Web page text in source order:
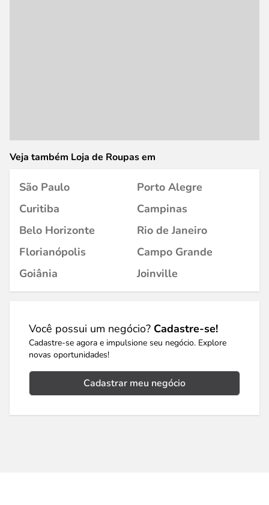
Veja também Loja de Roupas em
São Paulo
Porto Alegre
Curitiba
Campinas
Belo Horizonte
Rio de Janeiro
Florianópolis
Campo Grande
Goiânia
Joinville
Você possui um negócio? Cadastre-se!
Cadastre-se agora e impulsione seu negócio. Explore
novas oportunidades!
Cadastrar meu negócio